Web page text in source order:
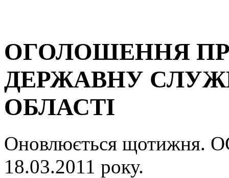
ОГОЛОШЕННЯ
ДЕРЖАВНУ
ОБЛАСТІ
Оновлюється
18.03.2011 року.